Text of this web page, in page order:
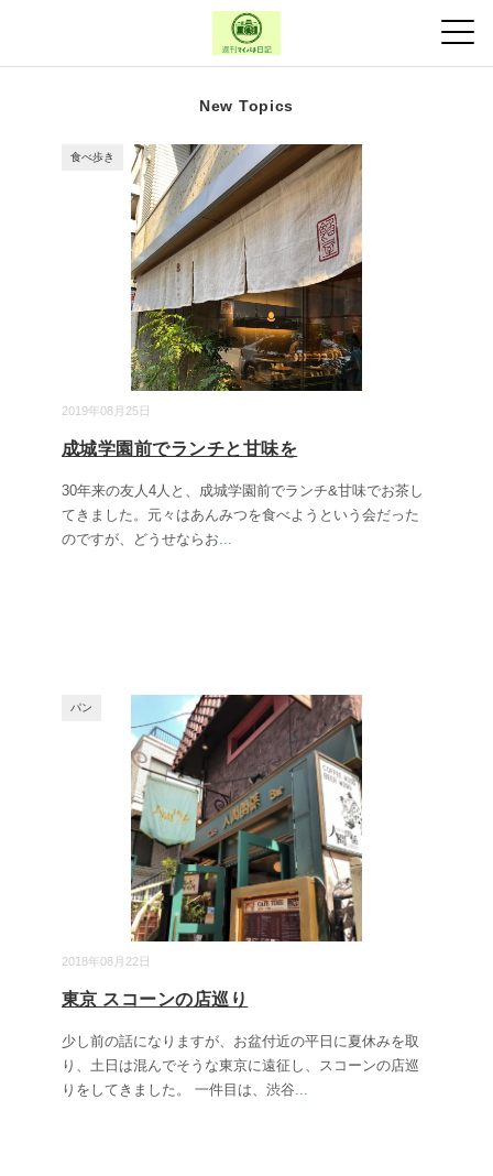
New Topics
2019年08月25日
食べ歩き
成城学園前でランチと甘味を
30年来の友人4人と、成城学園前でランチ&甘味でお茶し
てきました。元々はあんみつを食べようという会だった
のですが、どうせならお...
2018年08月22日
パン
東京 スコーンの店巡り
少し前の話になりますが、お盆付近の平日に夏休みを取
り、土日は混んでそうな東京に遠征し、スコーンの店巡
りをしてきました。 一件目は、渋谷...